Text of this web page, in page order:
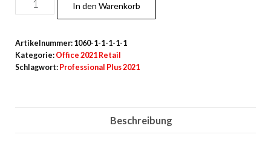
Plus
für
2
In den Warenkorb
Artikelnummer: 1060-1-1-1-1-1
Kategorie: Office 2021 Retail
Schlagwort: Professional Plus 2021
Beschreibung